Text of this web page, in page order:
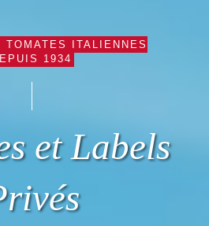
TOMATES ITALIENNES
1934
et Labels